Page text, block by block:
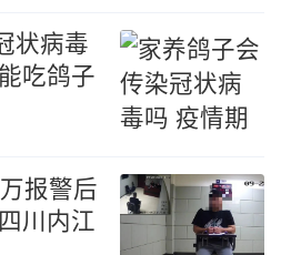
状病毒
吃鸽子
报警后
身四川内江